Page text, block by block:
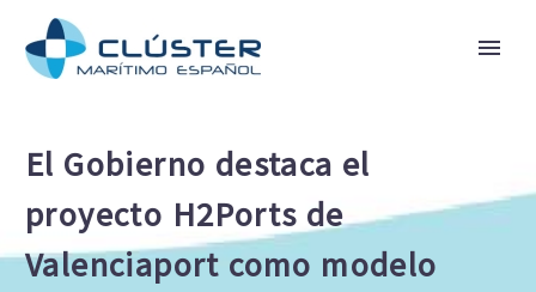
El Gobierno destaca el
proyecto H2Ports de
Valenciaport como modelo